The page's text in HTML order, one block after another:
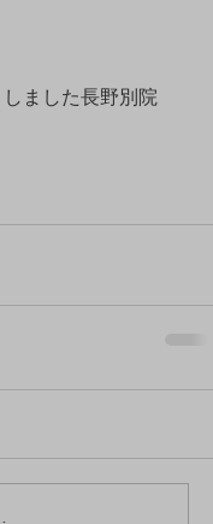
ました長野別院